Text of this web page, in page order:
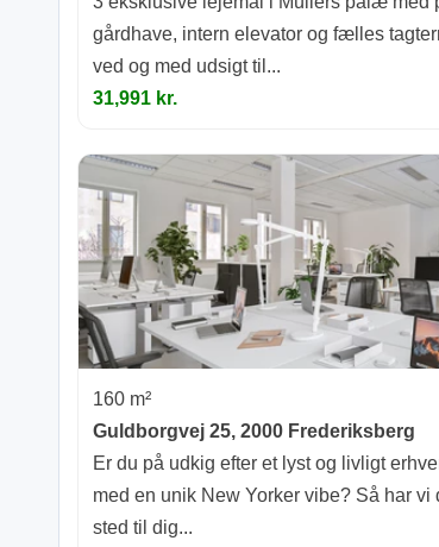
gårdhave, intern elevator og fælles
ved og med udsigt til...
31,991 kr.
160 m²
Guldborgvej 25, 2000 Frederiksberg
Er du på udkig efter et lyst og livligt
med en unik New Yorker vibe? Så har vi
sted til dig...